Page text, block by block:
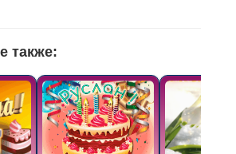
также: